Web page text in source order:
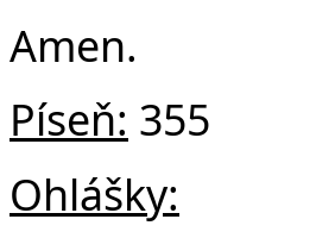
Amen.
Píseň: 355
Ohlášky: